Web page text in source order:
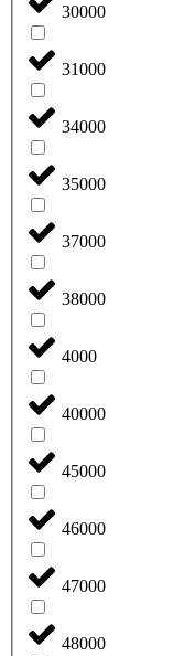
30000
31000
34000
35000
37000
38000
4000
40000
45000
46000
47000
48000